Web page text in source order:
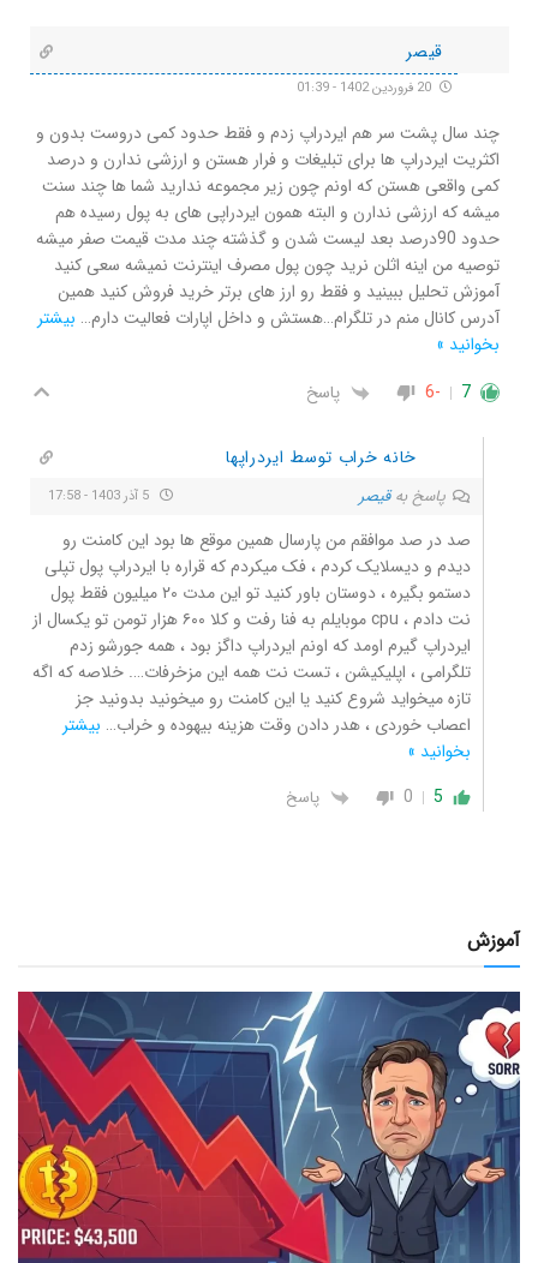
قیصر
چند سال پشت سر هم ایردراپ زدم و فقط حدود کمی دروست بدون و
اکثریت ایردراپ ها برای تبلیغات و فرار هستن و ارزشی ندارن و درصد
کمی واقعی هستن که اونم چون زیر مجموعه ندارید شما ها چند سنت
میشه که ارزشی ندارن و البته همون ایردراپی های به پول رسیده هم
حدود 90درصد بعد لیست شدن و گذشته چند مدت قیمت صفر میشه
توصیه من اینه اثلن نرید چون پول مصرف اینترنت نمیشه سعی کنید
آموزش تحلیل ببینید و فقط رو ارز های برتر خرید فروش کنید همین
آدرس کانال منم در تلگرام…هستش و داخل اپارات فعالیت دارم… بیشتر
بخوانید »
7
-6 پاسخ
خانه خراب توسط ایردراپها
پاسخ بهقیصر
صد در صد موافقم من پارسال همین موقع ها بود این کامنت رو
دیدم و دیسلایک کردم ، فک میکردم که قراره با ایردراپ پول تپلی
دستمو بگیره ، دوستان باور کنید تو این مدت ۲۰ میلیون فقط پول
نت دادم ، cpu موبایلم به فنا رفت و کلا ۶۰۰ هزار تومن تو یکسال از
ایردراپ گیرم اومد که اونم ایردراپ داگز بود ، همه جورشو زدم
تلگرامی ، اپلیکیشن ، تست نت همه این مزخرفات…. خلاصه که اگه
تازه میخواید شروع کنید یا این کامنت رو میخونید بدونید جز
اعصاب خوردی ، هدر دادن وقت هزینه بیهوده و خراب… بیشتر
بخوانید »
5
0 پاسخ
آموزش